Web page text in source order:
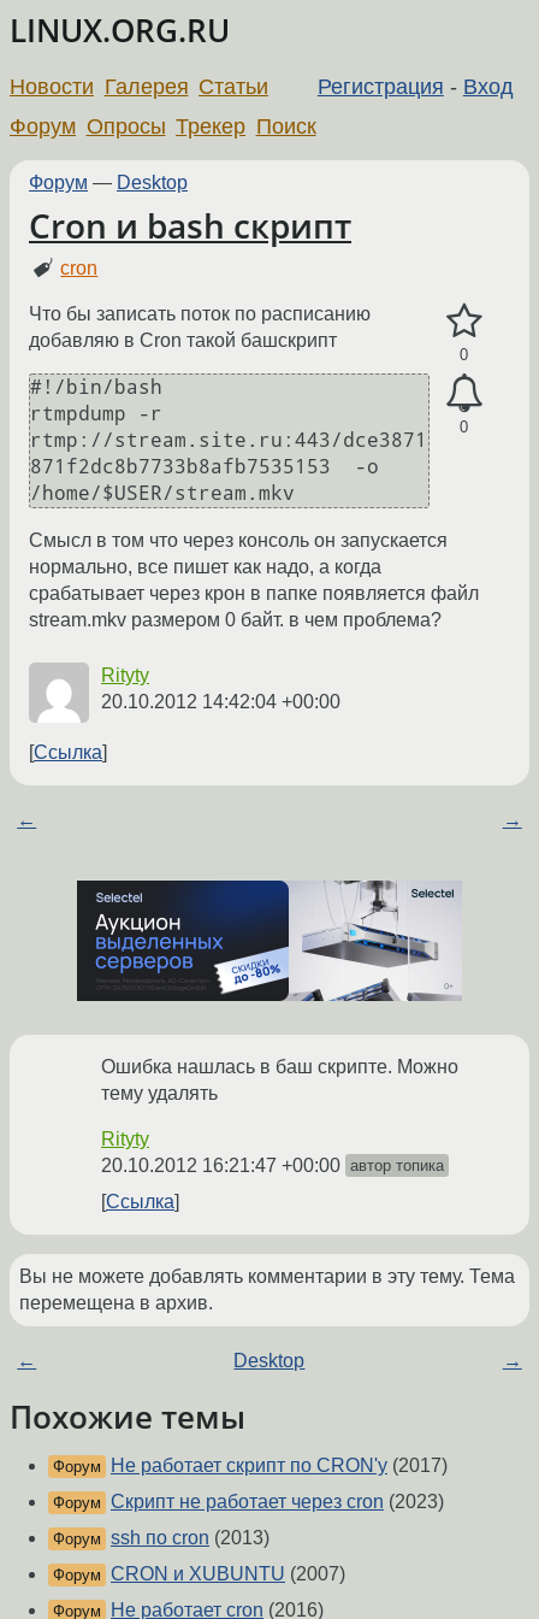
LINUX.ORG.RU
Регистрация - Вход
Новости Галерея Статьи
Форум Опросы Трекер Поиск
Форум — Desktop
Cron и bash скрипт
cron
0
0
Что бы записать поток по расписанию
добавляю в Cron такой башскрипт
#!/bin/bash
rtmpdump -r
rtmp://stream.site.ru:443/dce3871
871f2dc8b7733b8afb7535153  -o
Смысл в том что через консоль он запускается
нормально, все пишет как надо, а когда
срабатывает через крон в папке появляется файл
stream.mkv размером 0 байт. в чем проблема?
Rityty
20.10.2012 14:42:04 +00:00
Ссылка
← →
Ошибка нашлась в баш скрипте. Можно
тему удалять
Rityty
20.10.2012 16:21:47 +00:00 автор топика
Ссылка
Вы не можете добавлять комментарии в эту тему. Тема
перемещена в архив.
← Desktop →
Похожие темы
Форум Не работает скрипт по CRON'у (2017)
Форум Скрипт не работает через cron (2023)
Форум ssh по cron (2013)
Форум CRON и XUBUNTU (2007)
Форум Не работает cron (2016)